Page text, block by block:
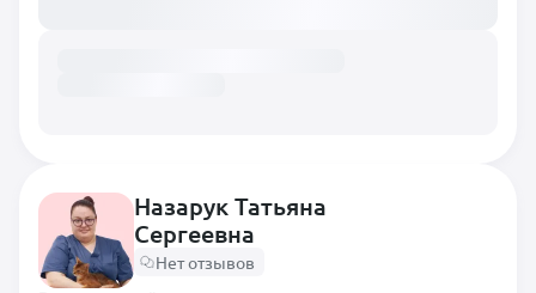
Пульмонолог
Ратолог
Реаниматолог
Назарук Татьяна
Сергеевна
Нет отзывов